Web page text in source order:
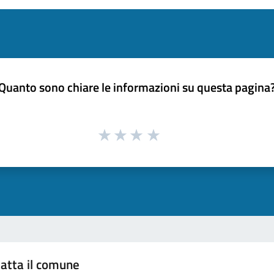
sono chiare le informazioni su questa
il comune